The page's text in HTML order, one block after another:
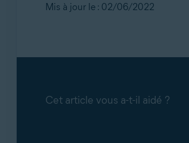
Mis à jour le : 02/06/2022
Cet article vous a-t-il aidé ?